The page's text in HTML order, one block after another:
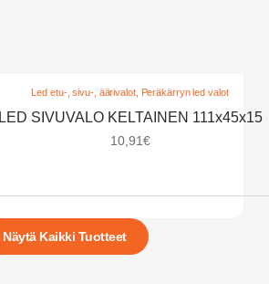
Näytä Kaikki Tuotteet
Led etu-, sivu-, äärivalot, Peräkärryn led valot
LED SIVUVALO KELTAINEN 111x45x15
10,91€